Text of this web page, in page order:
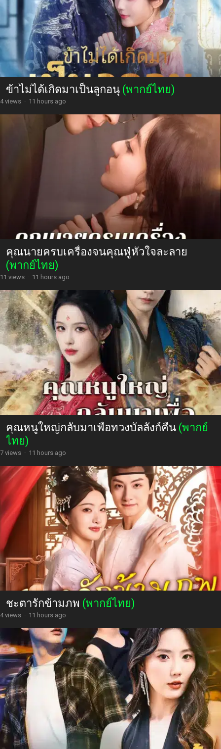
ข้าไม่ได้เกิดมาเป็นลูกอนุ (พากย์ไทย)
4 views · 11 hours ago
คุณนายครบเครื่องจนคุณฟู่หัวใจละลาย
(พากย์ไทย)
11 views · 11 hours ago
คุณหนูใหญ่กลับมาเพื่อทวงบัลลังก์คืน (พากย์
ไทย)
7 views · 11 hours ago
ชะตารักข้ามภพ (พากย์ไทย)
4 views · 11 hours ago